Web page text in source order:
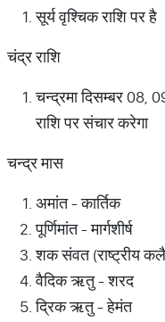
सूर्य वृश्चिक राशि पर है
चंद्र राशि
चन्द्रमा दिसम्बर 08,
राशि पर संचार करेगा
चन्द्र मास
अमांत - कार्तिक
पूर्णिमांत - मार्गशीर्ष
शक संवत (राष्ट्रीय
वैदिक ऋतु - शरद
द्रिक ऋतु - हेमंत